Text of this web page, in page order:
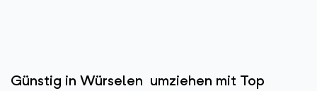
Günstig in Würselen umziehen mit Top